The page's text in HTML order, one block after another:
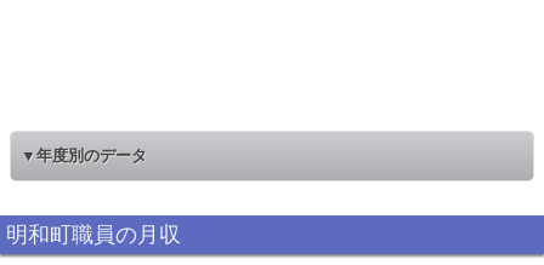
▼年度別のデータ
明和町職員の月収